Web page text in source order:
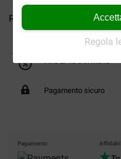
Regola
Royal Canin Urinary Care...
Pagamento sicuro
Pagamento